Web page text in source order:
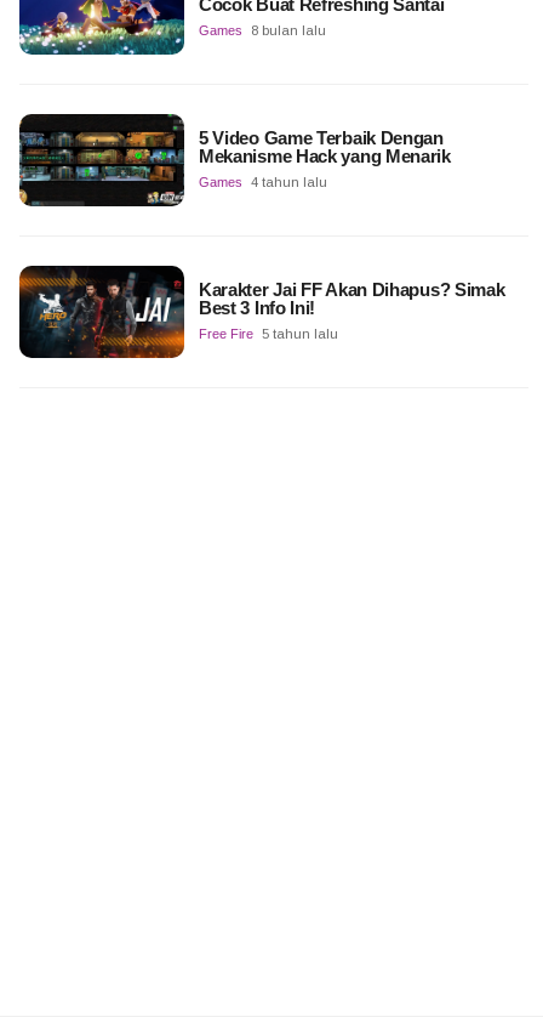
Games 8 bulan lalu
5 Video Game Terbaik Dengan
Mekanisme Hack yang Menarik
Games 4 tahun lalu
Karakter Jai FF Akan Dihapus? Simak
Best 3 Info Ini!
Free Fire 5 tahun lalu